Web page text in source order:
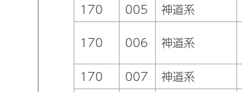
170
005 神道系
170
006 神道系
170
007 神道系